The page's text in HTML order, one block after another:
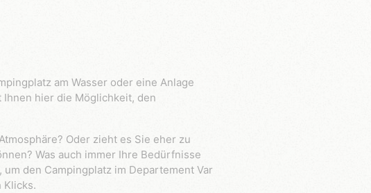
hier die Möglichkeit, den
Was auch immer Ihre Bedürfnisse
den Campingplatz im Departement Var
Klicks.